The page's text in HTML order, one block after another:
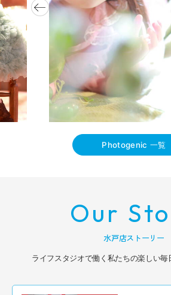
Photogenic 一覧
Our
水戸店ストーリー
ライフスタジオで働く私たちの楽しい毎